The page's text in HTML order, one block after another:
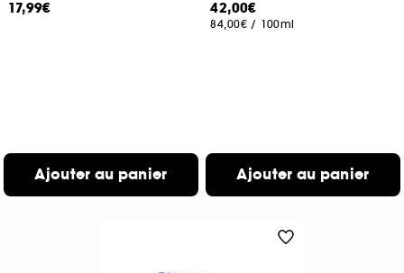
17,99€
Ajouter au panier
42,00€
84,00€ / 100ml
Ajouter au panier